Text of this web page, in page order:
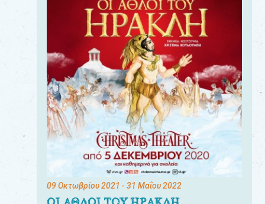
09 Οκτωβρίου 2021 - 31 Μαΐου 2022